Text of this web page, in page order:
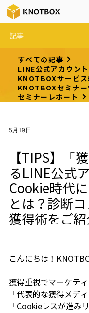
記事
すべての記事
LINE公式アカウン
KNOTBOXサービス
KNOTBOXセミナー
セミナーレポート
5月19日
【TIPS】「
るLINE公式
Cookie時代
とは？診断
獲得術をご紹
こんにちは！
獲得重視でマーケテ
「代表的な獲得メデ
「Cookieレスが進み